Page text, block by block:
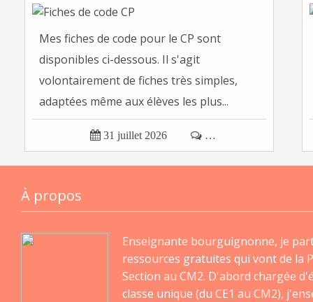
Mes fiches de code pour le CP sont
disponibles ci-dessous. Il s'agit
volontairement de fiches très simples,
adaptées même aux élèves les plus...
 31 juillet 2026  …
À propos
Enseignante bourguignonne, je
ressources gratuites qui vont de la
Section au CM2. D'abord chargée
classe unique (du CE1 au CM2),